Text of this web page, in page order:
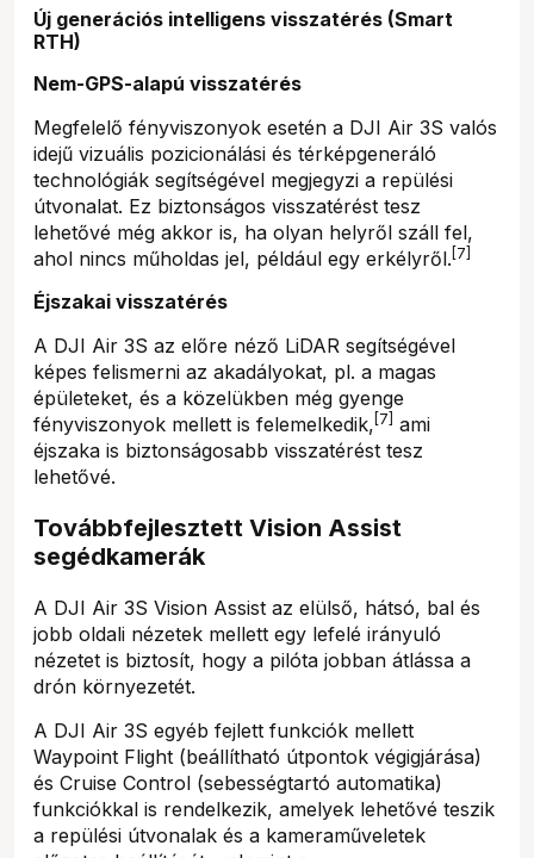
Új generációs intelligens visszatérés (Smart
RTH)
Nem-GPS-alapú visszatérés
Megfelelő fényviszonyok esetén a DJI Air 3S valós
idejű vizuális pozicionálási és térképgeneráló
technológiák segítségével megjegyzi a repülési
útvonalat. Ez biztonságos visszatérést tesz
lehetővé még akkor is, ha olyan helyről száll fel,
ahol nincs műholdas jel, például egy erkélyről. [7]
Éjszakai visszatérés
A DJI Air 3S az előre néző LiDAR segítségével
képes felismerni az akadályokat, pl. a magas
épületeket, és a közelükben még gyenge
fényviszonyok mellett is felemelkedik, [7]
ami
éjszaka is biztonságosabb visszatérést tesz
lehetővé.
Továbbfejlesztett Vision Assist
segédkamerák
A DJI Air 3S Vision Assist az elülső, hátsó, bal és
jobb oldali nézetek mellett egy lefelé irányuló
nézetet is biztosít, hogy a pilóta jobban átlássa a
drón környezetét.
A DJI Air 3S egyéb fejlett funkciók mellett
Waypoint Flight (beállítható útpontok végigjárása)
és Cruise Control (sebességtartó automatika)
funkciókkal is rendelkezik, amelyek lehetővé teszik
a repülési útvonalak és a kameraműveletek